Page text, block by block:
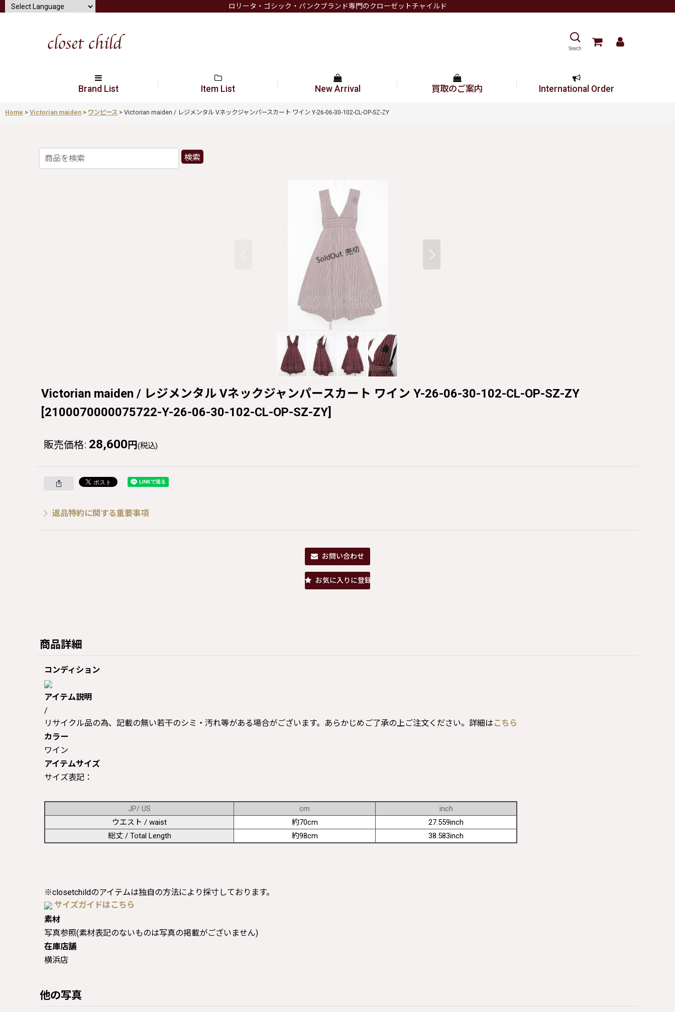
ロリータ・ゴシック・パンクブランド専門のクローゼットチャイルド
Search
Brand List Item List New Arrival 買取のご案内 International Order
Home > Victorian maiden > ワンピース > Victorian maiden / レジメンタル Vネックジャンパースカート ワイン Y-26-06-30-102-CL-OP-SZ-ZY
検索
Victorian maiden / レジメンタル Vネックジャンパースカート ワイン Y-26-06-30-102-CL-OP-SZ-ZY
[2100070000075722-Y-26-06-30-102-CL-OP-SZ-ZY]
販売価格: 28,600 円 (税込)
返品特約に関する重要事項
お問い合わせ
お気に入りに登録
商品詳細
コンディション
アイテム説明
/
リサイクル品の為、記載の無い若干のシミ・汚れ等がある場合がございます。あらかじめご了承の上ご注文ください。詳細は こちら
カラー
ワイン
アイテムサイズ
サイズ表記：
JP/ US cm
inch
ウエスト / waist
約70cm
27.559inch
総丈 / Total Length
約98cm 38.583inch
※closetchildのアイテムは独自の方法により採寸しております。
サイズガイドはこちら
素材
写真参照(素材表記のないものは写真の掲載がございません)
在庫店舗
横浜店
他の写真